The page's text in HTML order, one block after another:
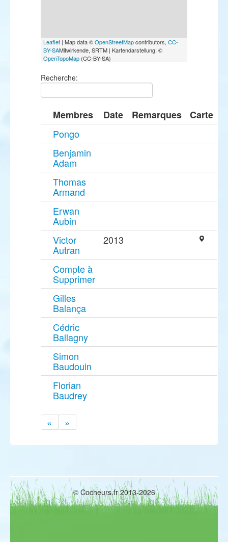
Leaflet | Map data ©OpenStreetMapcontributors, CC-
BY-SAMitwirkende, SRTM | Kartendarstellung: ©
OpenTopoMap (CC-BY-SA)
Recherche:
Membres Date Remarques
Carte
Pongo
Benjamin
Adam
Thomas
Armand
Erwan
Aubin
Victor
Autran
2013
Compte à
Supprimer
Gilles
Balança
Cédric
Ballagny
Simon
Baudouin
Florian
Baudrey
« »
© Cocheurs.fr 2013-2026